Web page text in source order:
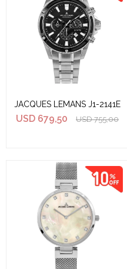
JACQUES LEMANS J1-2141E
USD 679,50 USD 755,00